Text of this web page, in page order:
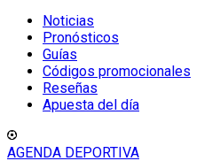
Noticias
Pronósticos
Guías
Códigos promocionales
Reseñas
Apuesta del día
AGENDA DEPORTIVA